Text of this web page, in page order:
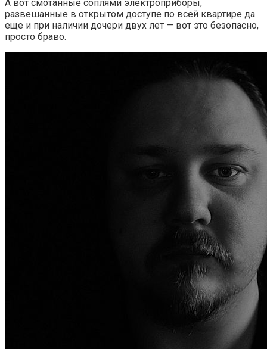
А вот смотанные соплями электроприборы,
развешанные в открытом доступе по всей квартире да
еще и при наличии дочери двух лет — вот это безопасно,
просто браво.